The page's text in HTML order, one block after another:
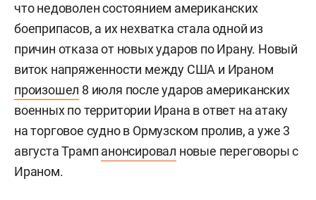
что недоволен состоянием американских
боеприпасов, а их нехватка стала одной из
причин отказа от новых ударов по Ирану. Новый
виток напряженности между США и Ираном
произошел 8 июля после ударов американских
военных по территории Ирана в ответ на атаку
на торговое судно в Ормузском пролив, а уже 3
августа Трамп анонсировал новые переговоры с
Ираном.